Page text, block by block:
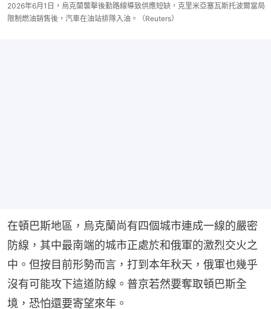
2026年6月1日，烏克蘭襲擊後勤路線導致供應短缺，克里米亞塞瓦斯托波爾當局
限制燃油銷售後，汽車在油站排隊入油。（Reuters）
在頓巴斯地區，烏克蘭尚有四個城市連成一線的嚴密
防線，其中最南端的城市正處於和俄軍的激烈交火之
中。但按目前形勢而言，打到本年秋天，俄軍也幾乎
沒有可能攻下這道防線。普京若然要奪取頓巴斯全
境，恐怕還要寄望來年。